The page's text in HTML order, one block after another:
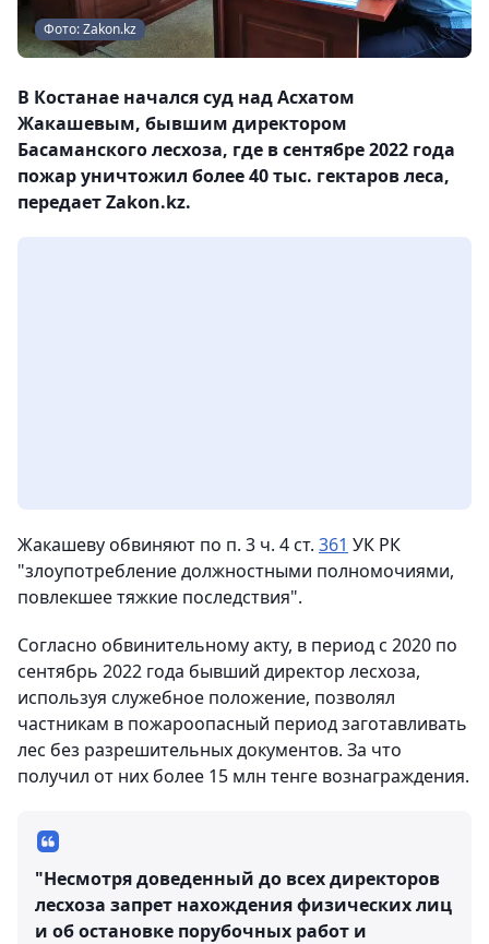
Фото: Zakon.kz
В Костанае начался суд над Асхатом
Жакашевым, бывшим директором
Басаманского лесхоза, где в сентябре 2022 года
пожар уничтожил более 40 тыс. гектаров леса,
передает Zakon.kz.
Жакашеву обвиняют по п. 3 ч. 4 ст. 361 УК РК
"злоупотребление должностными полномочиями,
повлекшее тяжкие последствия".
Согласно обвинительному акту, в период с 2020 по
сентябрь 2022 года бывший директор лесхоза,
используя служебное положение, позволял
частникам в пожароопасный период заготавливать
лес без разрешительных документов. За что
получил от них более 15 млн тенге вознаграждения.
"Несмотря доведенный до всех директоров
лесхоза запрет нахождения физических лиц
и об остановке порубочных работ и